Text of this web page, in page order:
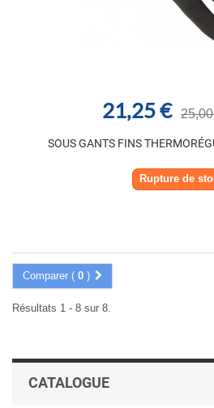
21,25 €
SOUS GANTS FINS
Rupture de
Comparer ( 0 )
Résultats 1 - 8 sur 8.
CATALOGUE